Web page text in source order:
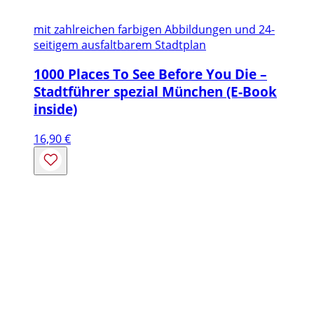
mit zahlreichen farbigen Abbildungen und 24-
seitigem ausfaltbarem Stadtplan
1000 Places To See Before You Die –
Stadtführer spezial München (E-Book
inside)
16,90€